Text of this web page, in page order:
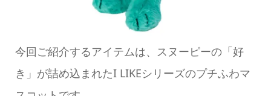
今回ご紹介するアイテムは、スヌーピーの「好
き」が詰め込まれたI LIKEシリーズのプチふわマ